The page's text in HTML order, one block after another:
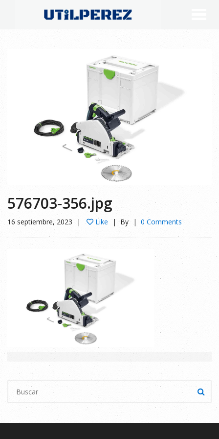
576703-356.jpg
16 septiembre, 2023 Like By 0 Comments